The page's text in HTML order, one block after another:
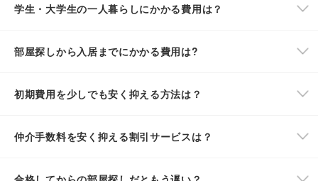
学生・大学生の一人暮らしにかかる費用は？
部屋探しから入居までにかかる費用は?
初期費用を少しでも安く抑える方法は？
仲介手数料を安く抑える割引サービスは？